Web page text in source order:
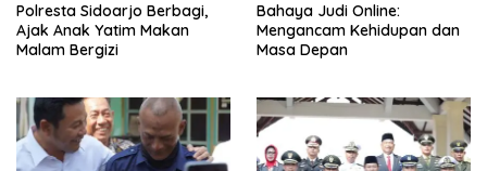
Polresta Sidoarjo Berbagi,
Ajak Anak Yatim Makan
Malam Bergizi
Bahaya Judi Online:
Mengancam Kehidupan dan
Masa Depan